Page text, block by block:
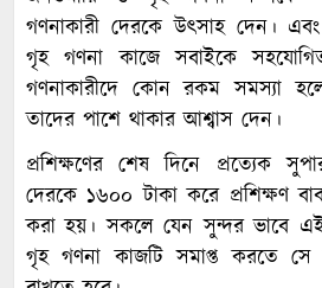
গণনাকারী দেরকে উৎসাহ দেন।
গৃহ গণনা কাজে সবাইকে
গণনাকারীদে কোন রকম সমস্যা
তাদের পাশে থাকার আশ্বাস দেন।
প্রশিক্ষণের শেষ দিনে প্রত্যেক
দেরকে ১৬০০ টাকা করে প্রশিক্ষণ
করা হয়। সকলে যেন সুন্দর ভাবে
গৃহ গণনা কাজটি সমাপ্ত করতে সে